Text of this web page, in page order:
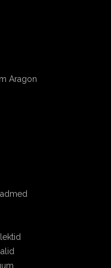
Aragon